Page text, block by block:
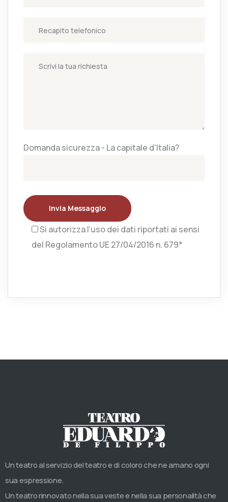
Domanda sicurezza - La capitale d'Italia?
Invia Messaggio
Si autorizza l’uso dei dati riportati ai sensi
del Regolamento UE 27/04/2016 n. 679*
Un teatro al servizio del teatro e di coloro che ne amano ogni
sua espressione.
Un teatro rinnovato nella sua veste e nella sua personalità che